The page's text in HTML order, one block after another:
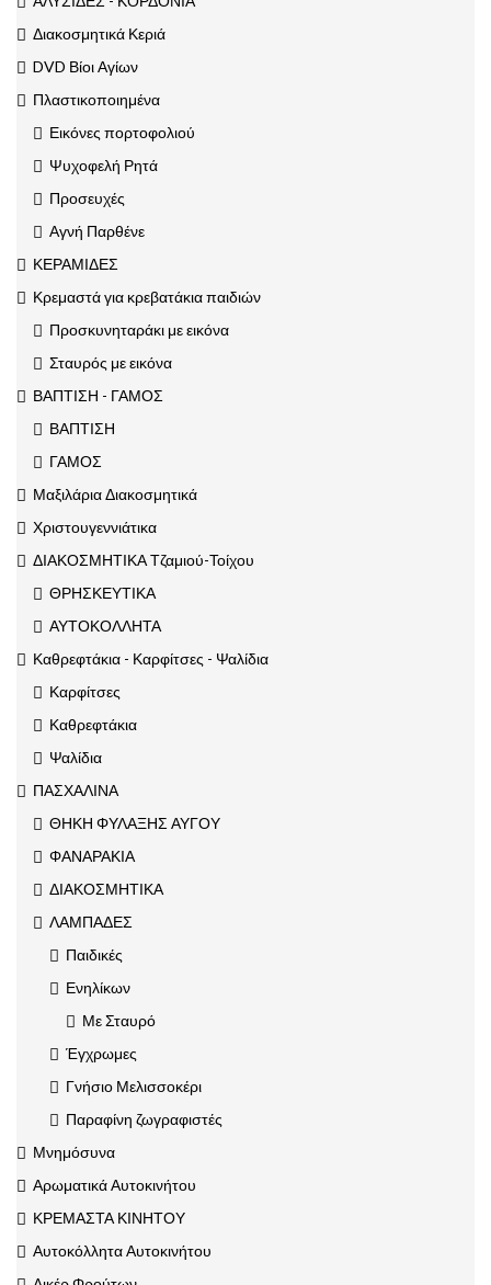
Διακοσμητικά Κεριά
DVD Βίοι Αγίων
Πλαστικοποιημένα
Εικόνες πορτοφολιού
Ψυχοφελή Ρητά
Προσευχές
Αγνή Παρθένε
ΚΕΡΑΜΙΔΕΣ
Κρεμαστά για κρεβατάκια παιδιών
Προσκυνηταράκι με εικόνα
Σταυρός με εικόνα
ΒΑΠΤΙΣΗ - ΓΑΜΟΣ
ΒΑΠΤΙΣΗ
ΓΑΜΟΣ
Μαξιλάρια Διακοσμητικά
Χριστουγεννιάτικα
ΔΙΑΚΟΣΜΗΤΙΚΑ Τζαμιού-Τοίχου
ΘΡΗΣΚΕΥΤΙΚΑ
ΑΥΤΟΚΟΛΛΗΤΑ
Καθρεφτάκια - Καρφίτσες - Ψαλίδια
Καρφίτσες
Καθρεφτάκια
Ψαλίδια
ΠΑΣΧΑΛΙΝΑ
ΘΗΚΗ ΦΥΛΑΞΗΣ ΑΥΓΟΥ
ΦΑΝΑΡΑΚΙΑ
ΔΙΑΚΟΣΜΗΤΙΚΑ
ΛΑΜΠΑΔΕΣ
Παιδικές
Ενηλίκων
Με Σταυρό
Έγχρωμες
Γνήσιο Μελισσοκέρι
Παραφίνη ζωγραφιστές
Μνημόσυνα
Αρωματικά Αυτοκινήτου
ΚΡΕΜΑΣΤΑ ΚΙΝΗΤΟΥ
Αυτοκόλλητα Αυτοκινήτου